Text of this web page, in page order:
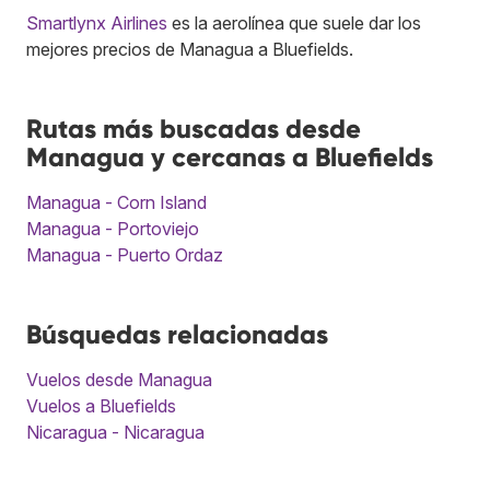
Smartlynx Airlines es la aerolínea que suele dar los
mejores precios de Managua a Bluefields.
Rutas más buscadas desde
Managua y cercanas a Bluefields
Managua - Corn Island
Managua - Portoviejo
Managua - Puerto Ordaz
Búsquedas relacionadas
Vuelos desde Managua
Vuelos a Bluefields
Nicaragua - Nicaragua